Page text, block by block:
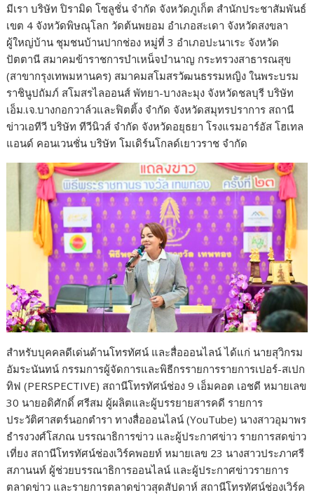
มีเรา บริษัท ปิรามิด โซลูชั่น จำกัด จังหวัดภูเก็ต สำนักประชาสัมพันธ์
เขต 4 จังหวัดพิษณุโลก วัดต้นพยอม อำเภอสะเดา จังหวัดสงขลา
ผู้ใหญ่บ้าน ชุมชนบ้านปากช่อง หมู่ที่ 3 อำเภอปะนาเระ จังหวัด
ปัตตานี สมาคมข้าราชการบำเหน็จบำนาญ กระทรวงสาธารณสุข
(สาขากรุงเทพมหานคร) สมาคมสโมสรวัฒนธรรมหญิง ในพระบรม
ราชินูปถัมภ์ สโมสรไลออนส์ พัทยา-บางละมุง จังหวัดชลบุรี บริษัท
เอ็ม.เจ.บางกอกวาล์วและฟิตติ้ง จำกัด จังหวัดสมุทรปราการ สถานี
ข่าวเอทีวี บริษัท ทีวีนิวส์ จำกัด จังหวัดอยุธยา โรงแรมอาร์อัส โฮเทล
แอนด์ คอนเวนชั่น บริษัท โมเดิร์นโกลด์เยาวราช จำกัด
สำหรับบุคคลดีเด่นด้านโทรทัศน์ และสื่อออนไลน์ ได้แก่ นายสุวิกรม
อัมระนันทน์ กรรมการผู้จัดการและพิธีกรรายการรายการเปอร์-สเปก
ทิฟ (PERSPECTIVE) สถานีโทรทัศน์ช่อง 9 เอ็มคอต เอชดี หมายเลข
30 นายอดิศักดิ์ ศรีสม ผู้ผลิตและผู้บรรยายสารคดี รายการ
ประวัติศาสตร์นอกตำรา ทางสื่อออนไลน์ (YouTube) นางสาวอุมาพร
ธำรงวงศ์โสภณ บรรณาธิการข่าว และผู้ประกาศข่าว รายการสดข่าว
เที่ยง สถานีโทรทัศน์ช่องเวิร์คพอยท์ หมายเลข 23 นางสาวประภาศรี
สภานนท์ ผู้ช่วยบรรณาธิการออนไลน์ และผู้ประกาศข่าวรายการ
ตลาดข่าว และรายการตลาดข่าวสุดสัปดาห์ สถานีโทรทัศน์ช่องเวิร์ค